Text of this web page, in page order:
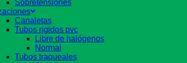
Sobretensiones
Canaletas
Tubos rigidos pvc
Libre de halógenos
Normal
Tubos traqueales